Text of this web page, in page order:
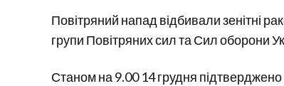
Повітряний напад відбивали зенітні
групи Повітряних сил та Сил оборони
Станом на 9.00 14 грудня підтверджено